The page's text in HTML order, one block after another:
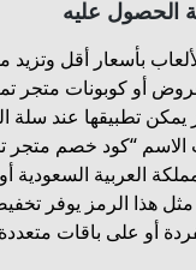
الحصول عليه
بأسعار أقل وتزيد
أو كوبونات متجر
تطبيقها عند سلة
العربية السعودية
هذا الرمز يوفر
أو على باقات